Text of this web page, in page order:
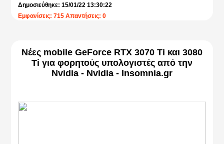
Δημοσιεύθηκε: 15/01/22 13:30:22
Εμφανίσεις: 715 Απαντήσεις: 0
Νέες mobile GeForce RTX 3070 Ti και 3080
Ti για φορητούς υπολογιστές από την
Nvidia - Nvidia - Insomnia.gr